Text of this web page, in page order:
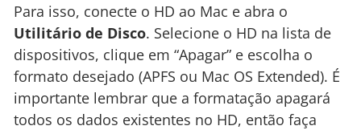
Para isso, conecte o HD ao Mac e abra o
Utilitário de Disco. Selecione o HD na lista de
dispositivos, clique em “Apagar” e escolha o
formato desejado (APFS ou Mac OS Extended). É
importante lembrar que a formatação apagará
todos os dados existentes no HD, então faça